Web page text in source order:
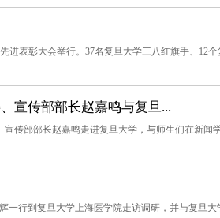
进表彰大会举行。37名复旦大学三八红旗手、12
宣传部部长赵嘉鸣与复旦...
传部部长赵嘉鸣走进复旦大学，与师生们在新闻
行到复旦大学上海医学院走访调研，并与复旦大